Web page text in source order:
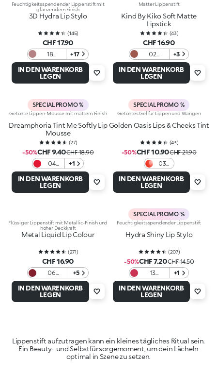
Feuchtigkeitsspendender Lippenstift mit
glänzendem Finish
3D Hydra Lip Stylo
(145)
CHF 17.90
18
Haute
Couture
+17
IN DEN WARENKORB
LEGEN
Matter Lippenstift
Kind By Kiko Soft Matte
Lipstick
(43)
CHF 16.90
02
Embrace
Me
+3
IN DEN WARENKORB
LEGEN
SPECIAL PROMO %
Getönte Lippen-Mousse mit mattem Finish
Dreamphoria Tint Me Softly Lip
Mousse
(27)
-50%CHF 9.40CHF 18.90
04
Red
Desire
+1
IN DEN WARENKORB
LEGEN
SPECIAL PROMO %
Getöntes Gel für Lippen und Wangen
Golden Oasis Lips & Cheeks Tint
(43)
-50%CHF 10.90CHF 21.90
03
Love
In
Coral
IN DEN WARENKORB
LEGEN
Flüssiger Lippenstift mit Metallic-Finish und
hoher Deckkraft
Metal Liquid Lip Colour
(271)
CHF 16.90
06
Bordeaux
+5
IN DEN WARENKORB
LEGEN
SPECIAL PROMO %
Feuchtigkeitsspendender Lippenstift
Hydra Shiny Lip Stylo
(207)
-50%CHF 7.20CHF 14.50
13
Magenta
+1
IN DEN WARENKORB
LEGEN
Lippenstift aufzutragen kann ein kleines tägliches Ritual sein.
Ein Beauty- und Selbstfürsorgemoment, um dein Lächeln